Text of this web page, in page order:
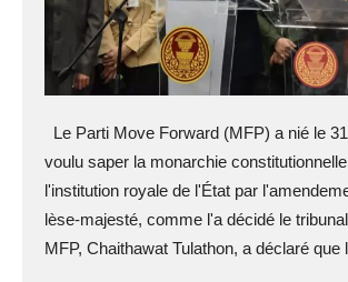
Le Parti Move Forward (MFP) a nié le
voulu saper la monarchie
l'institution royale de l'État par
lèse-majesté, comme l'a décidé le
MFP, Chaithawat Tulathon, a déclaré que